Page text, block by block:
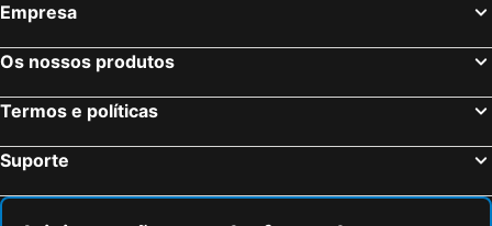
Empresa
Os nossos produtos
Termos e políticas
Suporte